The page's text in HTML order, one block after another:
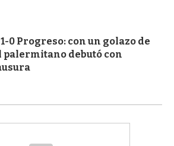
0 Progreso: con un golazo de
palermitano debutó con